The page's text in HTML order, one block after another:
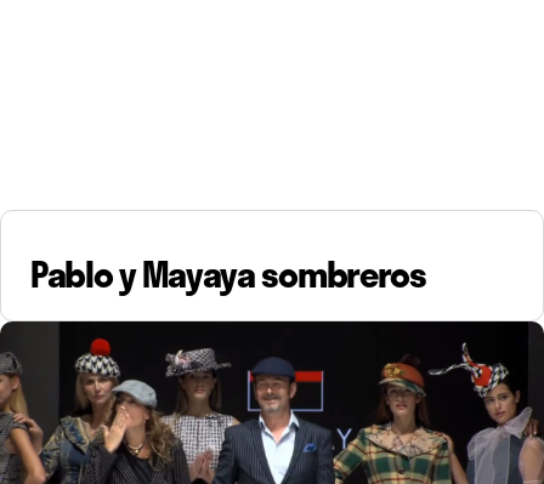
Pablo y Mayaya sombreros